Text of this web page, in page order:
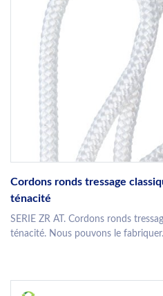
Cordons ronds tressage
ténacité
SERIE ZR AT. Cordons ronds
ténacité. Nous pouvons le